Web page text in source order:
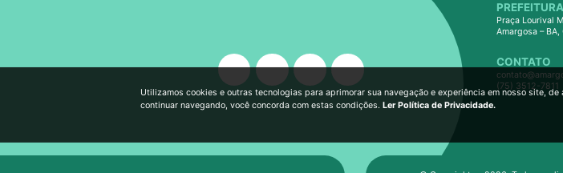
PREFEITURA
Praça Lourival
Amargosa –
CONTATO
(75) 3512-7811
Utilizamos cookies e outras tecnologias para aprimorar sua navegação e experiência em nosso site,
continuar navegando, você concorda com estas condições. Ler Política de Privacidade.